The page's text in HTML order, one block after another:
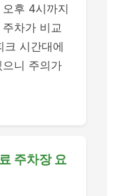
후 4시까지
차가 비교
크 시간대에
니 주의가
주차장 요